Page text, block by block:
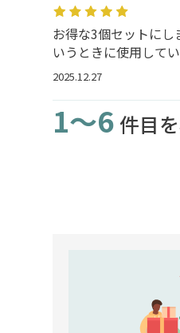
お得な3個セットに
いうときに使用して
2025.12.27
1～6 件目